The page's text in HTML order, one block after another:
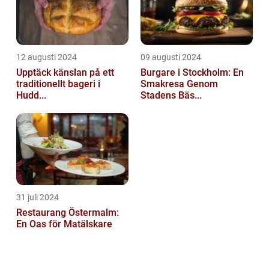
12 augusti 2024
Upptäck känslan på ett
traditionellt bageri i
Hudd...
09 augusti 2024
Burgare i Stockholm: En
Smakresa Genom
Stadens Bäs...
31 juli 2024
Restaurang Östermalm:
En Oas för Matälskare